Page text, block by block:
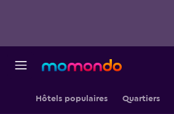
Hôtels populaires Quartiers